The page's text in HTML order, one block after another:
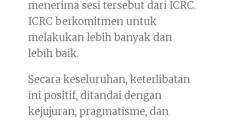
menerima sesi tersebut dari ICRC.
ICRC berkomitmen untuk
melakukan lebih banyak dan
lebih baik.
Secara keseluruhan, keterlibatan
ini positif, ditandai dengan
kejujuran, pragmatisme, dan